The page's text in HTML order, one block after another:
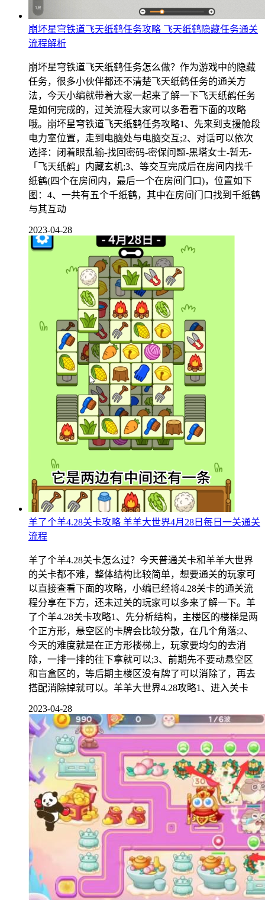
崩坏星穹铁道飞天纸鹤任务攻略 飞天纸鹤隐藏任务通关
流程解析
崩坏星穹铁道飞天纸鹤任务怎么做？作为游戏中的隐藏
任务，很多小伙伴都还不清楚飞天纸鹤任务的通关方
法，今天小编就带着大家一起来了解一下飞天纸鹤任务
是如何完成的，过关流程大家可以多看看下面的攻略
哦。崩坏星穹铁道飞天纸鹤任务攻略1、先来到支援舱段
电力室位置，走到电脑处与电脑交互;2、对话可以依次
选择：闭着眼乱输-找回密码-密保问题-黑塔女士-暂无-
「飞天纸鹤」内藏玄机;3、等交互完成后在房间内找千
纸鹤(四个在房间内，最后一个在房间门口)，位置如下
图：4、一共有五个千纸鹤，其中在房间门口找到千纸鹤
与其互动
2023-04-28
羊了个羊4.28关卡攻略 羊羊大世界4月28日每日一关通关
流程
羊了个羊4.28关卡怎么过？今天普通关卡和羊羊大世界
的关卡都不难，整体结构比较简单，想要通关的玩家可
以直接查看下面的攻略，小编已经将4.28关卡的通关流
程分享在下方，还未过关的玩家可以多来了解一下。羊
了个羊4.28关卡攻略1、先分析结构，主楼区的楼梯是两
个正方形，悬空区的卡牌会比较分散，在几个角落;2、
今天的难度就是在正方形楼梯上，玩家要均匀的去消
除，一排一排的往下拿就可以;3、前期先不要动悬空区
和盲盒区的，等后期主楼区没有牌了可以消除了，再去
搭配消除掉就可以。羊羊大世界4.28攻略1、进入关卡
2023-04-28